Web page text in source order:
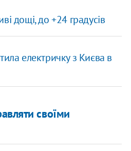
дощі, до +24 градусів
електричку з Києва в
своїми